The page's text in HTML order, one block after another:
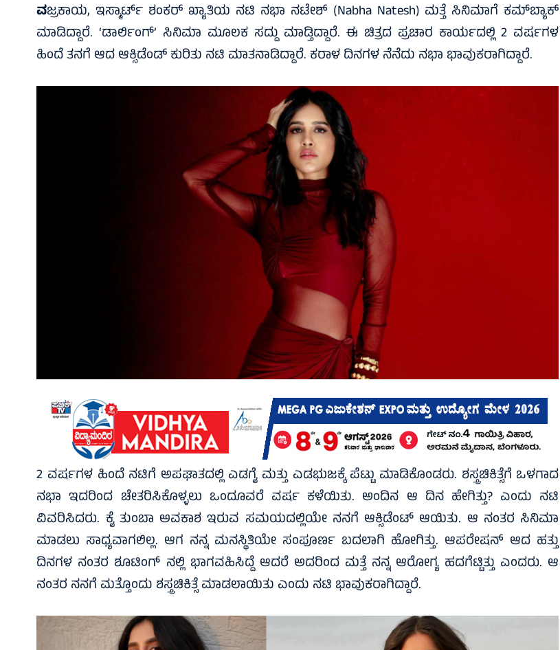
ವಜ್ರಕಾಯ, ಇಸ್ಮಾರ್ಟ್ ಶಂಕರ್ ಖ್ಯಾತಿಯ ನಟಿ ನಭಾ ನಟೇಶ್ (Nabha Natesh) ಮತ್ತೆ ಸಿನಿಮಾಗೆ ಕಮ್‌ಬ್ಯಾಕ್
ಮಾಡಿದ್ದಾರೆ. ‘ಡಾರ್ಲಿಂಗ್’ ಸಿನಿಮಾ ಮೂಲಕ ಸದ್ದು ಮಾಡ್ತಿದ್ದಾರೆ. ಈ ಚಿತ್ರದ ಪ್ರಚಾರ ಕಾರ್ಯದಲ್ಲಿ 2 ವರ್ಷಗಳ
ಹಿಂದೆ ತನಗೆ ಆದ ಆಕ್ಸಿಡೆಂಡ್ ಕುರಿತು ನಟಿ ಮಾತನಾಡಿದ್ದಾರೆ. ಕರಾಳ ದಿನಗಳ ನೆನೆದು ನಭಾ ಭಾವುಕರಾಗಿದ್ದಾರೆ.
2 ವರ್ಷಗಳ ಹಿಂದೆ ನಟಿಗೆ ಅಪಘಾತದಲ್ಲಿ ಎಡಗೈ ಮತ್ತು ಎಡಭುಜಕ್ಕೆ ಪೆಟ್ಟು ಮಾಡಿಕೊಂಡರು. ಶಸ್ತ್ರಚಿಕಿತ್ಸೆಗೆ ಒಳಗಾದ
ನಭಾ ಇದರಿಂದ ಚೇತರಿಸಿಕೊಳ್ಳಲು ಒಂದೂವರೆ ವರ್ಷ ಕಳೆಯಿತು. ಅಂದಿನ ಆ ದಿನ ಹೇಗಿತ್ತು? ಎಂದು ನಟಿ
ವಿವರಿಸಿದರು. ಕೈ ತುಂಬಾ ಅವಕಾಶ ಇರುವ ಸಮಯದಲ್ಲಿಯೇ ನನಗೆ ಆಕ್ಸಿಡೆಂಟ್ ಆಯಿತು. ಆ ನಂತರ ಸಿನಿಮಾ
ಮಾಡಲು ಸಾಧ್ಯವಾಗಲಿಲ್ಲ. ಆಗ ನನ್ನ ಮನಸ್ಥಿತಿಯೇ ಸಂಪೂರ್ಣ ಬದಲಾಗಿ ಹೋಗಿತ್ತು. ಆಪರೇಷನ್ ಆದ ಹತ್ತು
ದಿನಗಳ ನಂತರ ಶೂಟಿಂಗ್ ನಲ್ಲಿ ಭಾಗವಹಿಸಿದ್ದೆ ಆದರೆ ಅದರಿಂದ ಮತ್ತೆ ನನ್ನ ಆರೋಗ್ಯ ಹದಗೆಟ್ಟಿತ್ತು ಎಂದರು. ಆ
ನಂತರ ನನಗೆ ಮತ್ತೊಂದು ಶಸ್ತ್ರಚಿಕಿತ್ಸೆ ಮಾಡಲಾಯಿತು ಎಂದು ನಟಿ ಭಾವುಕರಾಗಿದ್ದಾರೆ.